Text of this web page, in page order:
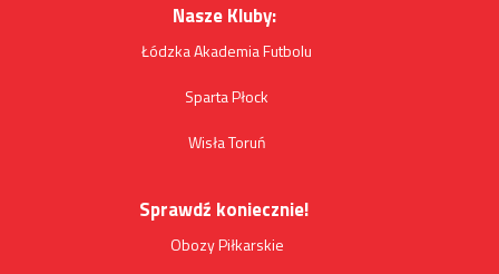
Nasze Kluby:
Łódzka Akademia Futbolu
Sparta Płock
Wisła Toruń
Sprawdź koniecznie!
Obozy Piłkarskie